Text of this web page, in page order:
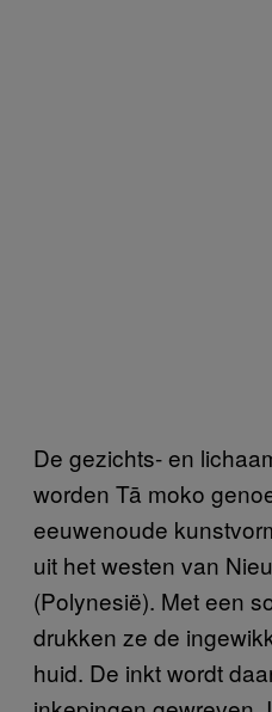
De gezichts- en
worden Tā moko
eeuwenoude
uit het westen van
(Polynesië). Met een
drukken ze de
huid. De inkt wordt